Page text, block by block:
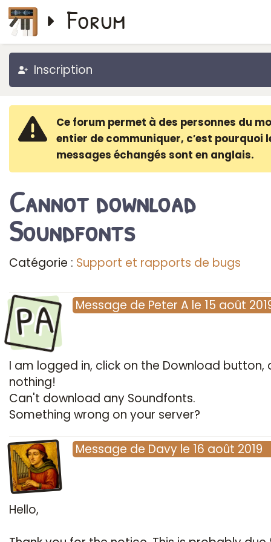
Forum
Inscription
Ce forum permet à des personnes du
entier de communiquer, c′est pourquoi
messages échangés sont en anglais.
Cannot download
Soundfonts
Catégorie : Support et rapports de bugs
PA Message de Peter A le 15 août
I am logged in, click on the Download button,
nothing!
Can't download any Soundfonts.
Something wrong on your server?
Message de Davy le 16 août 2019
Hello,